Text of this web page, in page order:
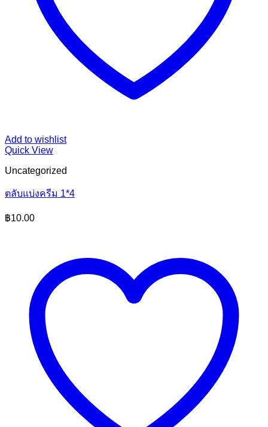
Add to wishlist
Quick View
Uncategorized
ตลับแบ่งครีม 1*4
฿10.00